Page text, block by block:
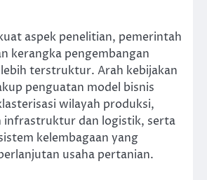
aspek penelitian, pemerintah
kerangka pengembangan
terstruktur. Arah kebijakan
penguatan model bisnis
wilayah produksi,
infrastruktur dan logistik, serta
kelembagaan yang
usaha pertanian.